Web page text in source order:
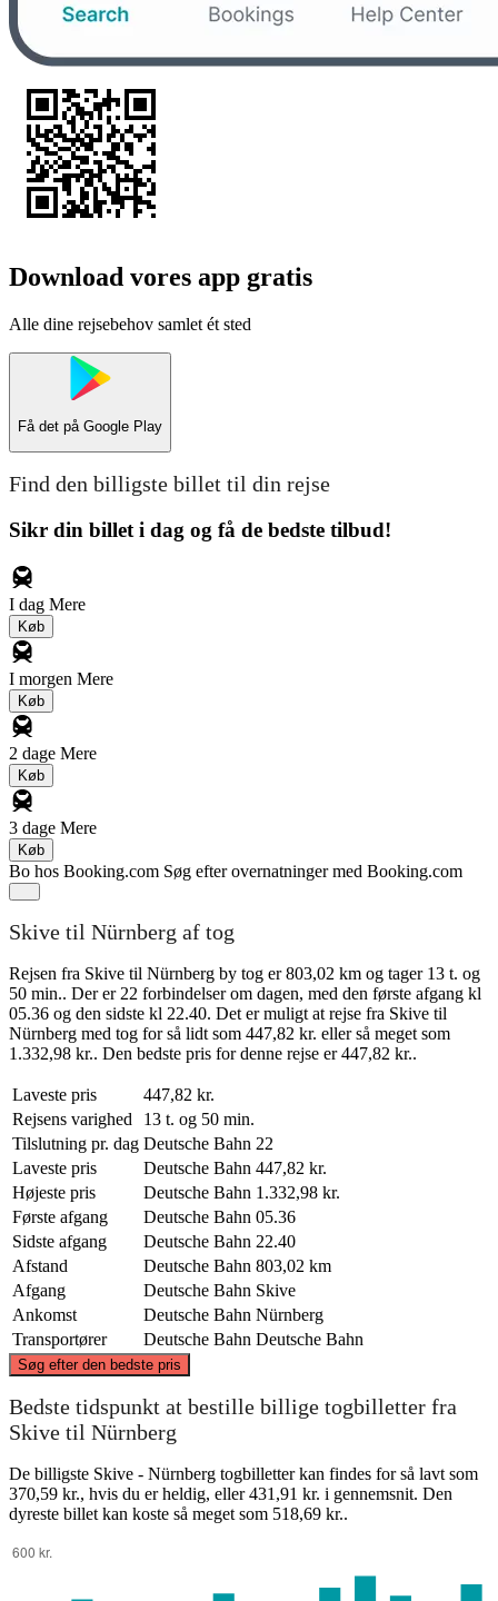
Download vores app gratis
Alle dine rejsebehov samlet ét sted
Få det på Google Play
Find den billigste billet til din rejse
Sikr din billet i dag og få de bedste tilbud!
I dag Mere
Køb
I morgen Mere
Køb
2 dage Mere
Køb
3 dage Mere
Køb
Bo hos Booking.com Søg efter overnatninger med Booking.com
Skive til Nürnberg af tog
Rejsen fra Skive til Nürnberg by tog er 803,02 km og tager 13 t. og
50 min.. Der er 22 forbindelser om dagen, med den første afgang kl
05.36 og den sidste kl 22.40. Det er muligt at rejse fra Skive til
Nürnberg med tog for så lidt som 447,82 kr. eller så meget som
1.332,98 kr.. Den bedste pris for denne rejse er 447,82 kr..
Laveste pris
447,82 kr.
Rejsens varighed
13 t. og 50 min.
Tilslutning pr. dag Deutsche Bahn 22
Laveste pris
Deutsche Bahn 447,82 kr.
Højeste pris
Deutsche Bahn 1.332,98 kr.
Første afgang
Deutsche Bahn 05.36
Sidste afgang
Deutsche Bahn 22.40
Afstand
Deutsche Bahn 803,02 km
Afgang
Deutsche Bahn Skive
Ankomst
Deutsche Bahn Nürnberg
Transportører
Deutsche Bahn Deutsche Bahn
Søg efter den bedste pris
©CARTO, © OpenStreetMap
Bedste tidspunkt at bestille billige togbilletter fra
Skive til Nürnberg
De billigste Skive - Nürnberg togbilletter kan findes for så lavt som
370,59 kr., hvis du er heldig, eller 431,91 kr. i gennemsnit. Den
dyreste billet kan koste så meget som 518,69 kr..